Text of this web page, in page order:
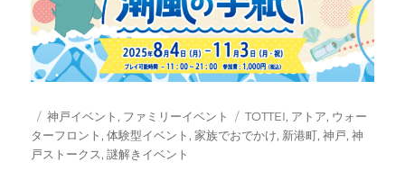
投
稿
日:
カ
テ
ゴ
神戸イベント , ファミリーイベント
タ
グ
TOTTEI, アトア, ウォー
ターフロント ,体験型イベント ,家族でおでかけ, 新港町,神戸,神
戸ストークス,謎解きイベント